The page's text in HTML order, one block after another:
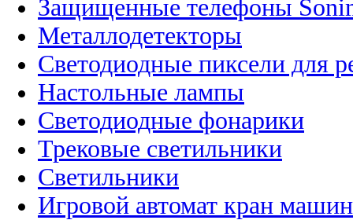
Защищенные телефоны
Металлодетекторы
Светодиодные пиксели для
Настольные лампы
Светодиодные фонарики
Трековые светильники
Светильники
Игровой автомат кран